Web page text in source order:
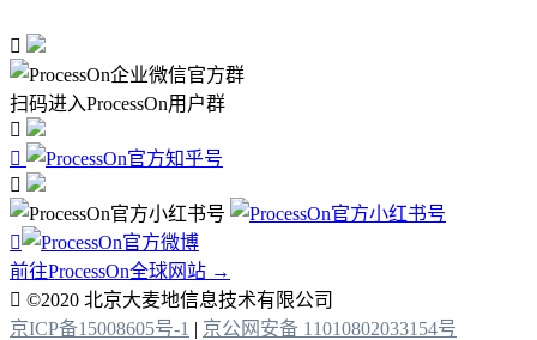

扫码进入ProcessOn用户群




前往ProcessOn全球网站 →
 ©2020 北京大麦地信息技术有限公司
京ICP备15008605号-1 | 京公网安备 11010802033154号